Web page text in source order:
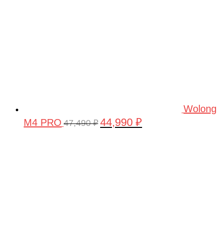
Wolong
M4 PRO 47,490₽ Первоначальная
44,990 ₽